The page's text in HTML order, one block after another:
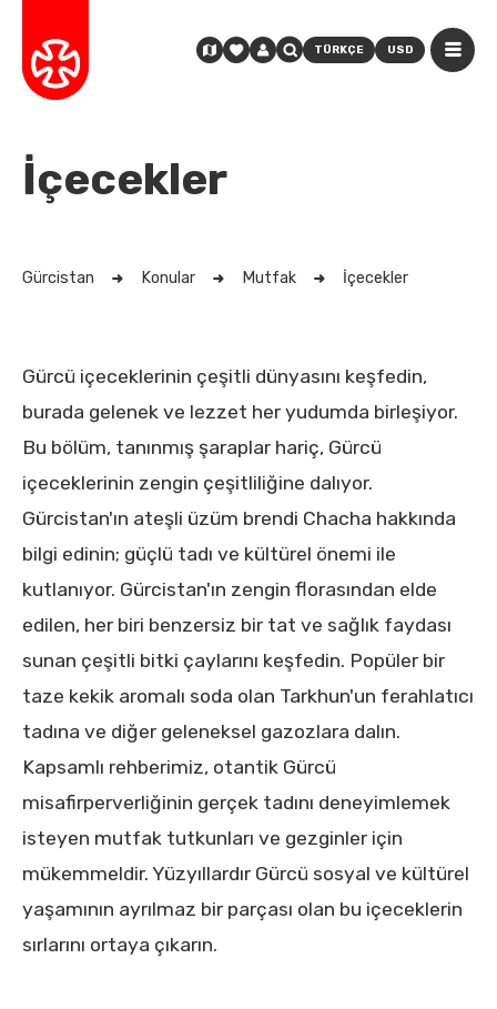
TÜRKÇE USD
İçecekler
Gürcistan Konular Mutfak İçecekler
Gürcü içeceklerinin çeşitli dünyasını keşfedin,
burada gelenek ve lezzet her yudumda birleşiyor.
Bu bölüm, tanınmış şaraplar hariç, Gürcü
içeceklerinin zengin çeşitliliğine dalıyor.
Gürcistan'ın ateşli üzüm brendi Chacha hakkında
bilgi edinin; güçlü tadı ve kültürel önemi ile
kutlanıyor. Gürcistan'ın zengin florasından elde
edilen, her biri benzersiz bir tat ve sağlık faydası
sunan çeşitli bitki çaylarını keşfedin. Popüler bir
taze kekik aromalı soda olan Tarkhun'un ferahlatıcı
tadına ve diğer geleneksel gazozlara dalın.
Kapsamlı rehberimiz, otantik Gürcü
misafirperverliğinin gerçek tadını deneyimlemek
isteyen mutfak tutkunları ve gezginler için
mükemmeldir. Yüzyıllardır Gürcü sosyal ve kültürel
yaşamının ayrılmaz bir parçası olan bu içeceklerin
sırlarını ortaya çıkarın.